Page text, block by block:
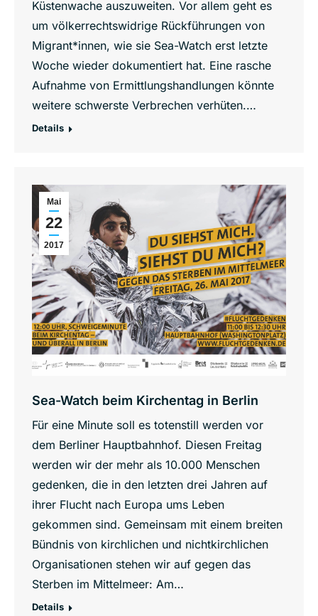
Küstenwache auszuweiten. Vor allem geht es
um völkerrechtswidrige Rückführungen von
Migrant*innen, wie sie Sea-Watch erst letzte
Woche wieder dokumentiert hat. Eine rasche
Aufnahme von Ermittlungshandlungen könnte
weitere schwerste Verbrechen verhüten.…
Details
Mai
22
2017
Sea-Watch beim Kirchentag in Berlin
Für eine Minute soll es totenstill werden vor
dem Berliner Hauptbahnhof. Diesen Freitag
werden wir der mehr als 10.000 Menschen
gedenken, die in den letzten drei Jahren auf
ihrer Flucht nach Europa ums Leben
gekommen sind. Gemeinsam mit einem breiten
Bündnis von kirchlichen und nichtkirchlichen
Organisationen stehen wir auf gegen das
Sterben im Mittelmeer: Am…
Details